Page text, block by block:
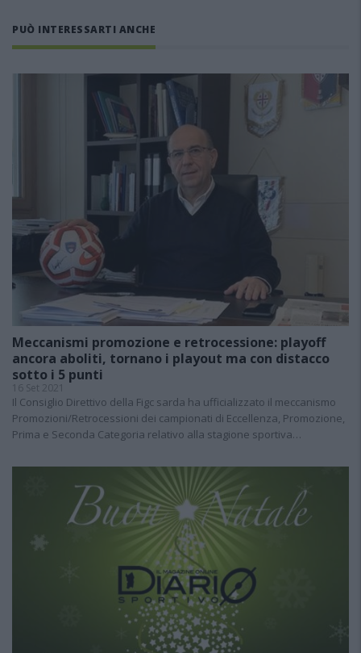
PUÒ INTERESSARTI ANCHE
Meccanismi promozione e retrocessione: playoff
ancora aboliti, tornano i playout ma con distacco
sotto i 5 punti
16 Set 2021
Il Consiglio Direttivo della Figc sarda ha ufficializzato il meccanismo
Promozioni/Retrocessioni dei campionati di Eccellenza, Promozione,
Prima e Seconda Categoria relativo alla stagione sportiva…